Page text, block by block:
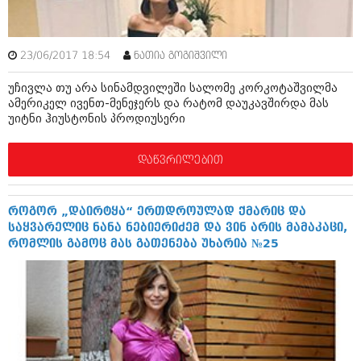
იანვარი 2016 (206)
დეკემბერი 2015 (207)
ოქტომბერი 2015 (204)
სექტემბერი 2015 (215)
აგვისტო 2015 (286)
ივლისი 2015 (173)
ივნისი 2015 (261)
აპრილი 2015 (208)
თებერვალი 2015 (286)
იანვარი 2015 (247)
დეკემბერი 2014 (342)
ნოემბერი 2014 (290)
ოქტომბერი 2014 (292)
სექტემბერი 2014 (394)
აგვისტო 2014 (248)
ივლისი 2014 (313)
ივნისი 2014 (366)
მაისი 2014 (313)
აპრილი 2014 (290)
23/06/2017 18:54 ნათია გოგიშვილი
უჩივლა თუ არა სინამდვილეში სალომე კორკოტაშვილმა
ამერიკელ ივენთ-მენეჯერს და რატომ დაუკავშირდა მას
უიტნი ჰიუსტონის პროდიუსერი
დაწვრილებით
როგორ „დაირტყა“ ერთდროულად ქმარიც და
საყვარელიც ნანა ნებიერიძემ და ვინ არის მამაკაცი,
რომლის გამოც მას გათენება უხარია №25